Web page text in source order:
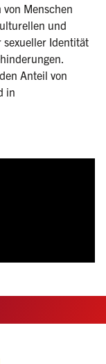
Menschen
und
Identität
Anteil von
in